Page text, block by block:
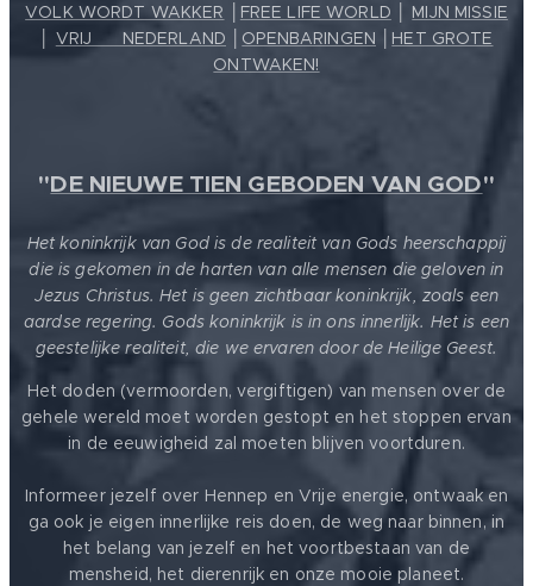
VOLK WORDT WAKKER FREE LIFE WORLD
MIJN MISSIE
VRIJ ❤️ NEDERLAND OPENBARINGEN
HET GROTE
ONTWAKEN!
"DE NIEUWE TIEN GEBODEN VAN GOD"
Het koninkrijk van God is de realiteit van Gods heerschappij
die is gekomen in de harten van alle mensen die geloven in
Jezus Christus. Het is geen zichtbaar koninkrijk, zoals een
aardse regering. Gods koninkrijk is in ons innerlijk. Het is een
geestelijke realiteit, die we ervaren door de Heilige Geest.
Het doden (vermoorden, vergiftigen) van mensen over de
gehele wereld moet worden gestopt en het stoppen ervan
in de eeuwigheid zal moeten blijven voortduren.
Informeer jezelf over Hennep en Vrije energie, ontwaak en
ga ook je eigen innerlijke reis doen, de weg naar binnen, in
het belang van jezelf en het voortbestaan van de
mensheid, het dierenrijk en onze mooie planeet.